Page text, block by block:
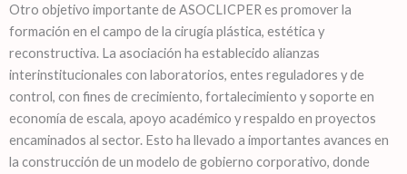
Otro objetivo importante de ASOCLICPER es promover la
formación en el campo de la cirugía plástica, estética y
reconstructiva. La asociación ha establecido alianzas
interinstitucionales con laboratorios, entes reguladores y de
control, con fines de crecimiento, fortalecimiento y soporte en
economía de escala, apoyo académico y respaldo en proyectos
encaminados al sector. Esto ha llevado a importantes avances en
la construcción de un modelo de gobierno corporativo, donde